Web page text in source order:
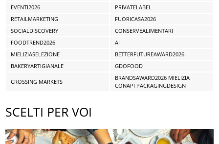
EVENTI2026
PRIVATELABEL
RETAILMARKETING
FUORICASA2026
SOCIALDISCOVERY
CONSERVEALIMENTARI
FOODTREND2026
AI
MIELIZIASELEZIONE
BETTERFUTUREAWARD2026
BAKERYARTIGIANALE
GDOFOOD
CROSSING MARKETS
BRANDSAWARD2026 MIELIZIA
CONAPI PACKAGINGDESIGN
SCELTI PER VOI